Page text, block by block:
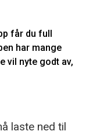
får du full
har mange
vil nyte godt av,
laste ned til